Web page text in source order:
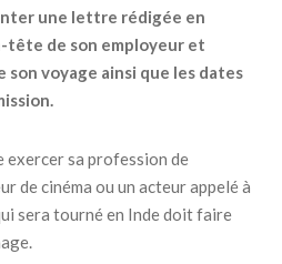
une lettre rédigée en
tête de son employeur et
voyage ainsi que les dates
exercer sa profession de
de cinéma ou un acteur appelé à
sera tourné en Inde doit faire